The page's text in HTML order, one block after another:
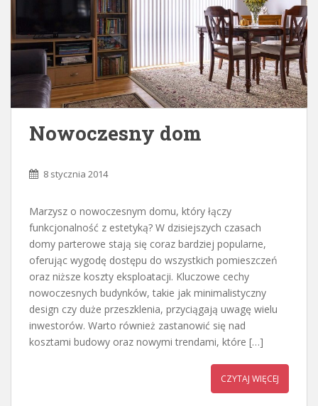
Nowoczesny dom
8 stycznia 2014
Marzysz o nowoczesnym domu, który łączy
funkcjonalność z estetyką? W dzisiejszych czasach
domy parterowe stają się coraz bardziej popularne,
oferując wygodę dostępu do wszystkich pomieszczeń
oraz niższe koszty eksploatacji. Kluczowe cechy
nowoczesnych budynków, takie jak minimalistyczny
design czy duże przeszklenia, przyciągają uwagę wielu
inwestorów. Warto również zastanowić się nad
kosztami budowy oraz nowymi trendami, które […]
CZYTAJ WIĘCEJ